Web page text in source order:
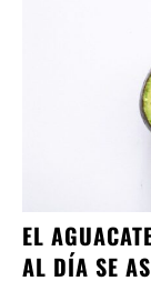
EL
AL DÍA SE